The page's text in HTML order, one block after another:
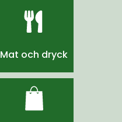
Mat och dryck